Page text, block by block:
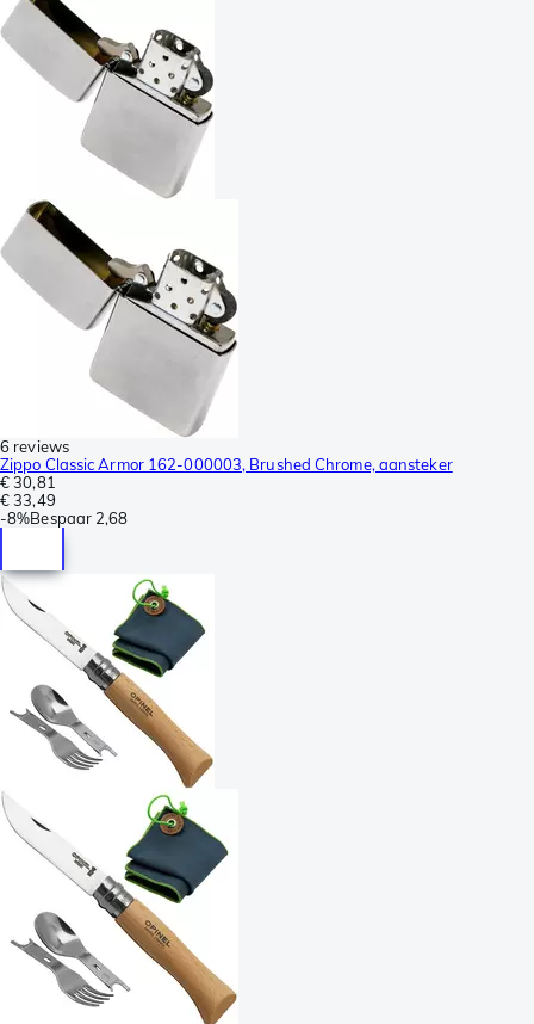
6 reviews
Zippo Classic Armor 162-000003, Brushed Chrome, aansteker
€ 30,81
€ 33,49
-8%Bespaar 2,68